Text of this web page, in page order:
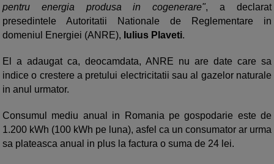
pentru energia produsa in cogenerare", a declarat
presedintele Autoritatii Nationale de Reglementare in
domeniul Energiei (ANRE), Iulius Plaveti.
El a adaugat ca, deocamdata, ANRE nu are date care sa
indice o crestere a pretului electricitatii sau al gazelor naturale
in anul urmator.
Consumul mediu anual in Romania pe gospodarie este de
1.200 kWh (100 kWh pe luna), asfel ca un consumator ar urma
sa plateasca anual in plus la factura o suma de 24 lei.